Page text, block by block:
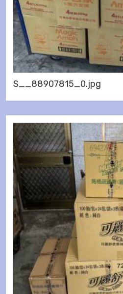
S__88907815_0.jpg